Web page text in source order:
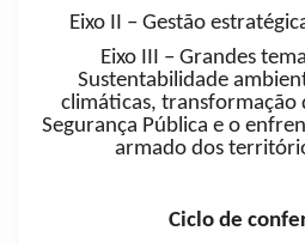
Eixo II – Gestão
Eixo III – Grandes
Sustentabilidade
climáticas,
Segurança Pública e o
armado dos
Ciclo de